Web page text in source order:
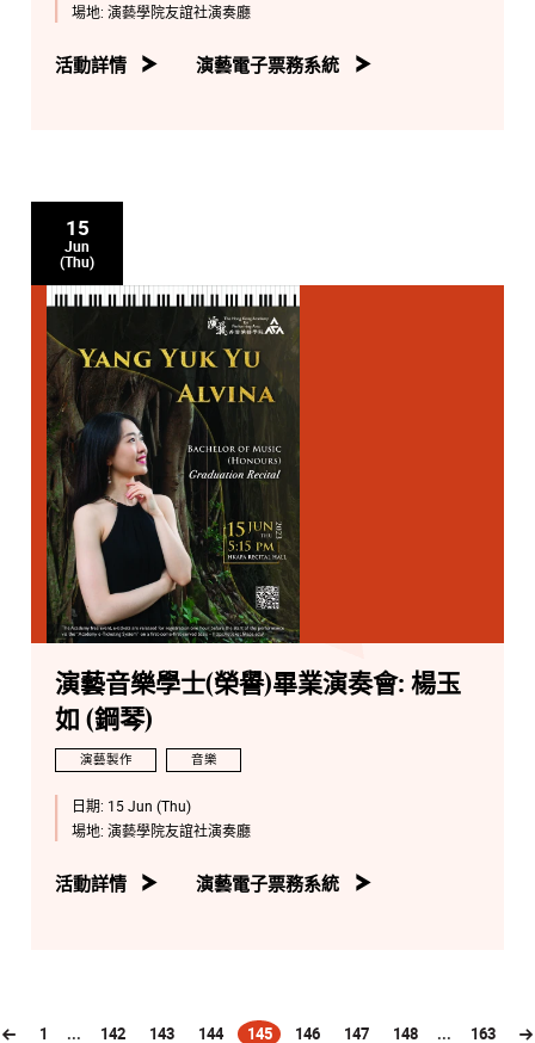
場地: 演藝學院友誼社演奏廳
活動詳情 演藝電子票務系統
15
Jun
(Thu)
演藝音樂學士(榮譽)畢業演奏會: 楊玉
如 (鋼琴)
演藝製作 音樂
日期: 15 Jun (Thu)
場地: 演藝學院友誼社演奏廳
活動詳情 演藝電子票務系統
1 ... 142 143 144 145 146 147 148 ... 163